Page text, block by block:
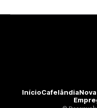
InícioCafelândia